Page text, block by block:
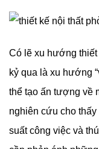
Có lẽ xu hướng thiết
kỷ qua là xu hướng
thể tạo ấn tượng về
nghiên cứu cho
suất công việc và